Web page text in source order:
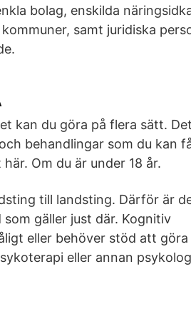
bolag, enskilda
samt juridiska
kan du göra på flera sätt.
behandlingar som du kan
Om du är under 18 år.
till landsting. Därför är
gäller just där. Kognitiv
eller behöver stöd att göra
eller annan